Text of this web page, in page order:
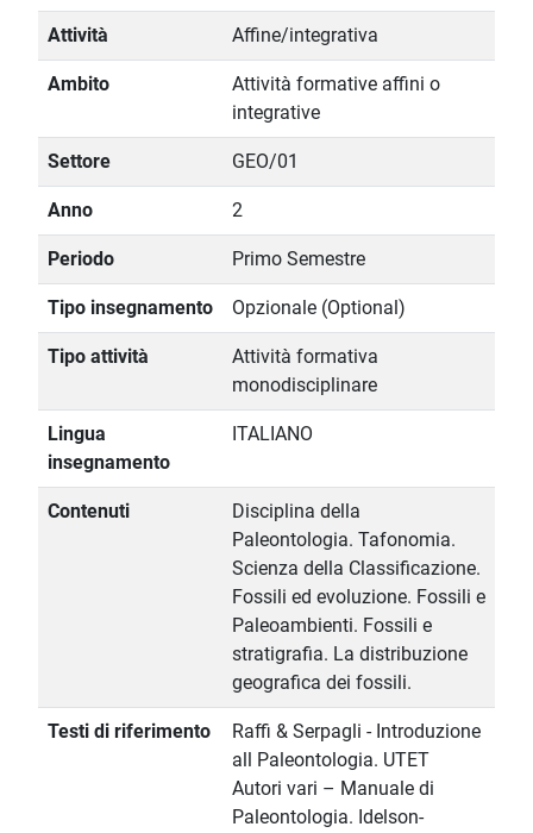
Attività Affine/integrativa
Ambito
Attività formative affini o
integrative
Settore GEO/01
Anno 2
Periodo Primo Semestre
Tipo insegnamento Opzionale (Optional)
Tipo attività
Attività formativa
monodisciplinare
Lingua
insegnamento
ITALIANO
Contenuti
Disciplina della
Paleontologia. Tafonomia.
Scienza della Classificazione.
Fossili ed evoluzione. Fossili e
Paleoambienti. Fossili e
stratigrafia. La distribuzione
geografica dei fossili.
Testi di riferimento
Raffi & Serpagli - Introduzione
all Paleontologia. UTET
Autori vari – Manuale di
Paleontologia. Idelson-